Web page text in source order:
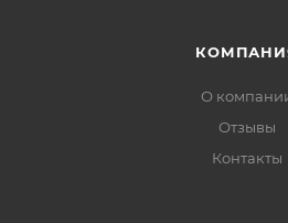
О
Отзывы
Контакты